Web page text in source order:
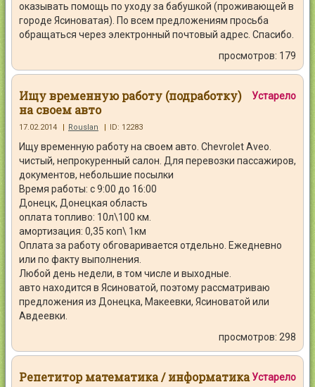
оказывать помощь по уходу за бабушкой (проживающей в
городе Ясиноватая). По всем предложениям просьба
обращаться через электронный почтовый адрес. Спасибо.
просмотров: 179
Устарело
Ищу временную работу (подработку)
на своем авто
17.02.2014 | Rouslan | ID: 12283
Ищу временную работу на своем авто. Chevrolet Aveo.
чистый, непрокуренный салон. Для перевозки пассажиров,
документов, небольшие посылки
Время работы: с 9:00 до 16:00
Донецк, Донецкая область
оплата топливо: 10л\100 км.
амортизация: 0,35 коп\ 1км
Оплата за работу обговаривается отдельно. Ежедневно
или по факту выполнения.
Любой день недели, в том числе и выходные.
авто находится в Ясиноватой, поэтому рассматриваю
предложения из Донецка, Макеевки, Ясиноватой или
Авдеевки.
просмотров: 298
Устарело
Репетитор математика / информатика